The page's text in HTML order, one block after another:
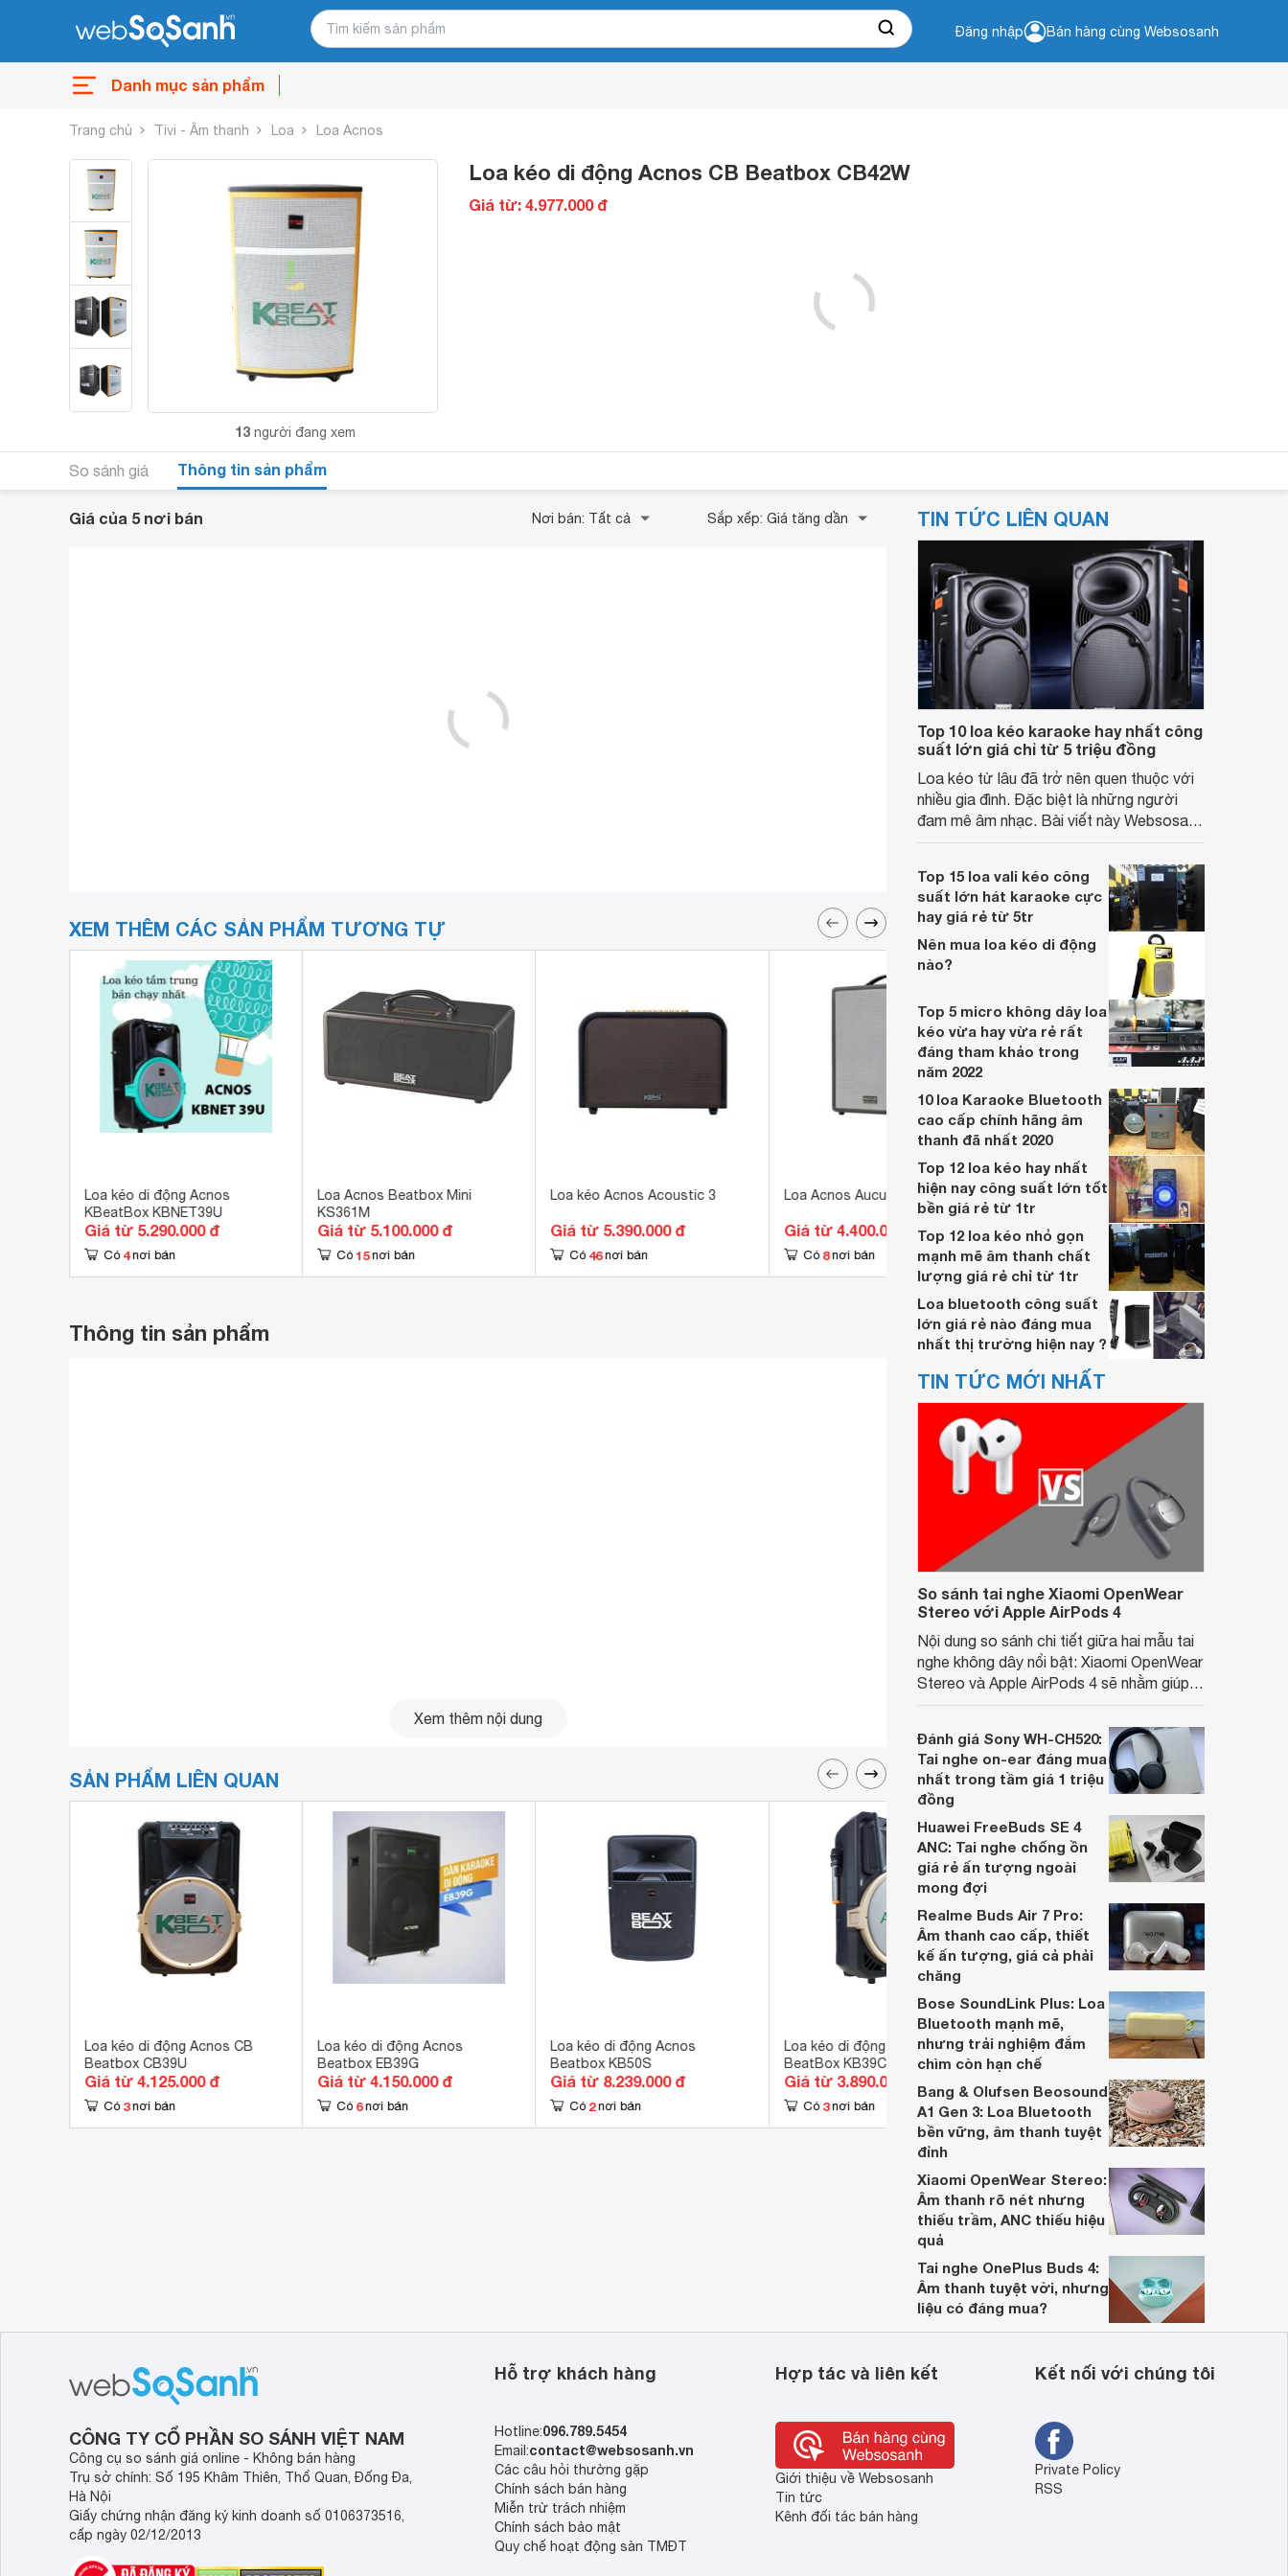
Đăng nhập Bán hàng cùng Websosanh
Danh mục sản phẩm
Trang chủ Tivi - Âm thanh Loa Loa Acnos
13 người đang xem
Loa kéo di động Acnos CB Beatbox CB42W
Giá từ: 4.977.000 đ
So sánh giá Thông tin sản phẩm
Giá của 5 nơi bán Nơi bán: Tất cả Sắp xếp: Giá tăng dần
XEM THÊM CÁC SẢN PHẨM TƯƠNG TỰ
Loa kéo di động Acnos
KBeatBox KBNET39U
Giá từ 5.290.000 đ
Có 4 nơi bán
Loa Acnos Beatbox Mini
KS361M
Giá từ 5.100.000 đ
Có 15 nơi bán
Loa kéo Acnos Acoustic 3
Giá từ 5.390.000 đ
Có 46 nơi bán
Loa Acnos Aucus X200
Giá từ 4.400.000 đ
Có 8 nơi bán
Loa kéo Acnos CB40T600N
Giá từ 4.890.000 đ
Có 3 nơi bán
Thông tin sản phẩm
Xem thêm nội dung
SẢN PHẨM LIÊN QUAN
Loa kéo di động Acnos CB
Beatbox CB39U
Giá từ 4.125.000 đ
Có 3 nơi bán
Loa kéo di động Acnos
Beatbox EB39G
Giá từ 4.150.000 đ
Có 6 nơi bán
Loa kéo di động Acnos
Beatbox KB50S
Giá từ 8.239.000 đ
Có 2 nơi bán
Loa kéo di động Acnos
BeatBox KB39C
Giá từ 3.890.000 đ
Có 3 nơi bán
Loa kéo di động Acnos
BeatBox KB81
Giá từ 13.250.000 đ
Có 5 nơi bán
TIN TỨC LIÊN QUAN
Top 10 loa kéo karaoke hay nhất công
suất lớn giá chỉ từ 5 triệu đồng
Loa kéo từ lâu đã trở nên quen thuộc với
nhiều gia đình. Đặc biệt là những người
đam mê âm nhạc. Bài viết này Websosanh
sách 10 mẫu loa kéo karaoke hay nhất
hiện nay mang đến những phút giây thư
giãn hạnh phúc cùng gia đình.
Top 15 loa vali kéo công
suất lớn hát karaoke cực
hay giá rẻ từ 5tr
Nên mua loa kéo di động
nào?
Top 5 micro không dây loa
kéo vừa hay vừa rẻ rất
đáng tham khảo trong
năm 2022
10 loa Karaoke Bluetooth
cao cấp chính hãng âm
thanh đã nhất 2020
Top 12 loa kéo hay nhất
hiện nay công suất lớn tốt
bền giá rẻ từ 1tr
Top 12 loa kéo nhỏ gọn
mạnh mẽ âm thanh chất
lượng giá rẻ chỉ từ 1tr
Loa bluetooth công suất
lớn giá rẻ nào đáng mua
nhất thị trường hiện nay ?
TIN TỨC MỚI NHẤT
So sánh tai nghe Xiaomi OpenWear
Stereo với Apple AirPods 4
Nội dung so sánh chi tiết giữa hai mẫu tai
nghe không dây nổi bật: Xiaomi OpenWear
Stereo và Apple AirPods 4 sẽ nhằm giúp
dựa trên nhu cầu và sở thích cá nhân. Cả
hai đều là sản phẩm chất lượng cao,
nhưng hướng tới đối tượng khách hàng
khác nhau.
Đánh giá Sony WH-CH520:
Tai nghe on-ear đáng mua
nhất trong tầm giá 1 triệu
đồng
Huawei FreeBuds SE 4
ANC: Tai nghe chống ồn
giá rẻ ấn tượng ngoài
mong đợi
Realme Buds Air 7 Pro:
Âm thanh cao cấp, thiết
kế ấn tượng, giá cả phải
chăng
Bose SoundLink Plus: Loa
Bluetooth mạnh mẽ,
nhưng trải nghiệm đắm
chìm còn hạn chế
Bang & Olufsen Beosound
A1 Gen 3: Loa Bluetooth
bền vững, âm thanh tuyệt
đỉnh
Xiaomi OpenWear Stereo:
Âm thanh rõ nét nhưng
thiếu trầm, ANC thiếu hiệu
quả
Tai nghe OnePlus Buds 4:
Âm thanh tuyệt vời, nhưng
liệu có đáng mua?
CÔNG TY CỔ PHẦN SO SÁNH VIỆT NAM
Công cụ so sánh giá online - Không bán hàng
Trụ sở chính: Số 195 Khâm Thiên, Thổ Quan, Đống Đa,
Hà Nội
Giấy chứng nhận đăng ký kinh doanh số 0106373516,
cấp ngày 02/12/2013
Hỗ trợ khách hàng
Hotline:096.789.5454
Email:contact@websosanh.vn
Các câu hỏi thường gặp
Chính sách bán hàng
Miễn trừ trách nhiệm
Chính sách bảo mật
Quy chế hoạt động sàn TMĐT
Hợp tác và liên kết
Giới thiệu về Websosanh
Tin tức
Kênh đối tác bán hàng
Kết nối với chúng tôi
Private Policy
RSS